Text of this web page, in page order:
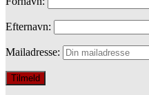
Efternavn:
Mailadresse: